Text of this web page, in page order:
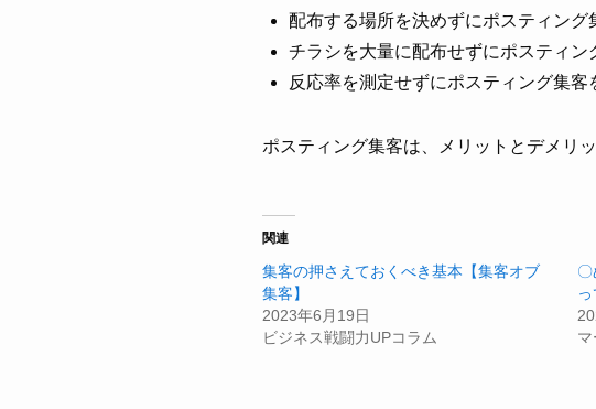
配布する場所を決めずにポスティング
チラシを大量に配布せずにポスティン
反応率を測定せずにポスティング集客
ポスティング集客は、メリットとデメリ
関連
集客の押さえておくべき基本【集客オブ
集客】
2023年6月19日
ビジネス戦闘力UPコラム